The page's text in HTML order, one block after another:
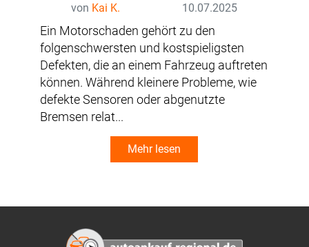
von Kai K. 10.07.2025
Ein Motorschaden gehört zu den
folgenschwersten und kostspieligsten
Defekten, die an einem Fahrzeug auftreten
können. Während kleinere Probleme, wie
defekte Sensoren oder abgenutzte
Bremsen relat...
Mehr lesen